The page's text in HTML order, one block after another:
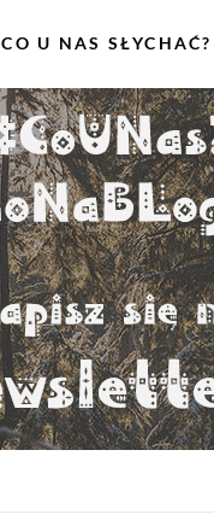
CO U NAS SŁYCHAĆ?